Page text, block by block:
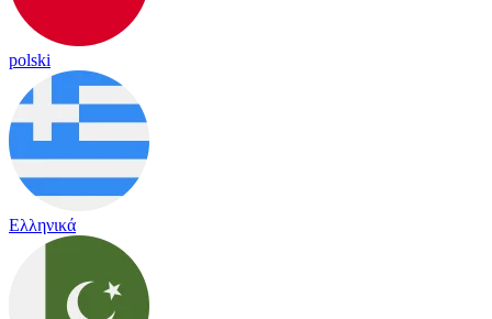
polski
Ελληνικά